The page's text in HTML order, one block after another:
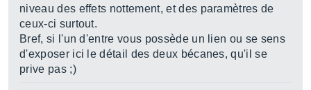
niveau des effets nottement, et des paramètres de
ceux-ci surtout.
Bref, si l'un d'entre vous possède un lien ou se sens
d'exposer ici le détail des deux bécanes, qu'il se
prive pas ;)